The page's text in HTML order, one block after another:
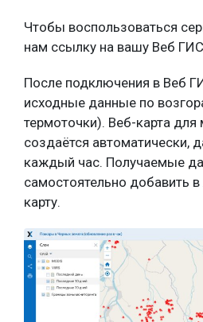
Чтобы воспользоваться
нам ссылку на вашу Веб
После подключения в Веб
исходные данные по
термоточки). Веб-карта для
создаётся автоматически,
каждый час. Получаемые
самостоятельно добавить
карту.